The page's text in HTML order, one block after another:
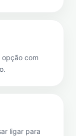
opção com
ligar para